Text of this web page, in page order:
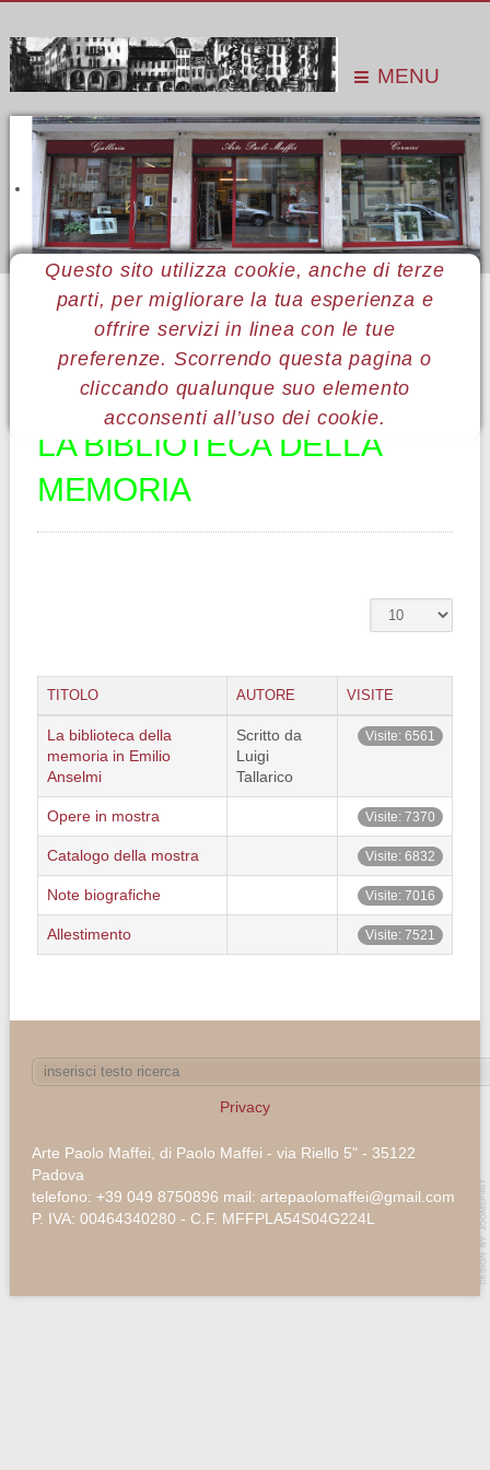
MENU
Questo sito utilizza cookie, anche di terze
parti, per migliorare la tua esperienza e
offrire servizi in linea con le tue
preferenze. Scorrendo questa pagina o
cliccando qualunque suo elemento
acconsenti all’uso dei cookie.
Sei qui: Home Le mostre Mostre 2012 Emilio Anselmi
22 Emilio Anselmi
LA BIBLIOTECA DELLA
MEMORIA
TITOLO AUTORE VISITE
La biblioteca della
memoria in Emilio
Anselmi
Scritto da
Luigi
Tallarico
Visite: 6561
Opere in mostra Visite: 7370
Catalogo della mostra Visite: 6832
Note biografiche Visite: 7016
Allestimento Visite: 7521
Privacy
Arte Paolo Maffei, di Paolo Maffei - via Riello 5" - 35122
Padova
telefono: +39 049 8750896 mail: artepaolomaffei@gmail.com
P. IVA: 00464340280 - C.F. MFFPLA54S04G224L